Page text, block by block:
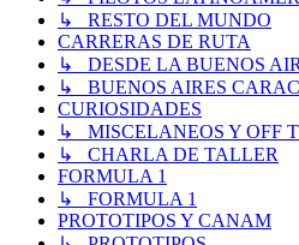
↳ RESTO DEL MUNDO
CARRERAS DE RUTA
↳ DESDE LA BUENOS
↳ BUENOS AIRES
CURIOSIDADES
↳ MISCELANEOS Y OFF
↳ CHARLA DE TALLER
FORMULA 1
↳ FORMULA 1
PROTOTIPOS Y CANAM